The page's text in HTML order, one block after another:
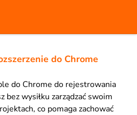
do Chrome
do Chrome do rejestrowania
bez wysiłku zarządzać swoim
co pomaga zachować